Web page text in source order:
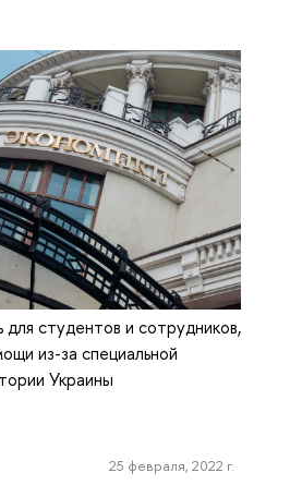
студентов и сотрудников,
из-за специальной
Украины
25 февраля, 2022 г.